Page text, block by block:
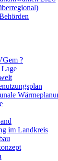
?
Lage
im Landkreis